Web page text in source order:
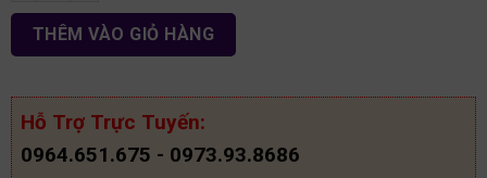
THÊM VÀO GIỎ HÀNG
Hỗ Trợ Trực Tuyến:
0964.651.675 - 0973.93.8686